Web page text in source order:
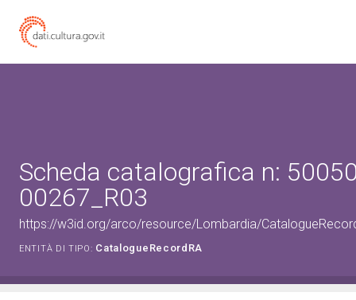
Scheda catalografica n:
00267_R03
https://w3id.org/arco/resource/Lombardia/
ENTITÀ DI TIPO: CatalogueRecordRA